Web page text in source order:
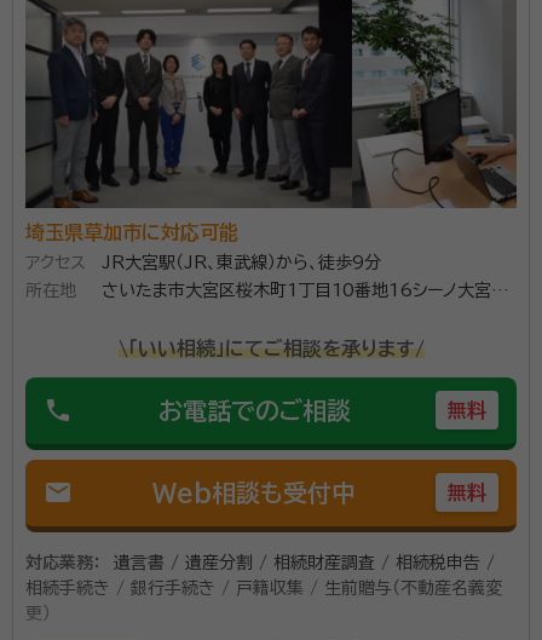
ます。
埼玉県草加市に対応可能
アクセス
JR大宮駅（JR、東武線）から、徒歩9分
所在地
さいたま市大宮区桜木町1丁目10番地16シーノ大宮ノ
\「いい相続」にてご相談を承ります/
phone お電話でのご相談 無料
mail Web相談も受付中 無料
対応業務：
遺言書 / 遺産分割 / 相続財産調査 / 相続税申告 /
相続手続き / 銀行手続き / 戸籍収集 / 生前贈与（不動産名義変
更）